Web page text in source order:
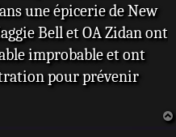
une épicerie de New
Bell et OA Zidan ont
improbable et ont
pour prévenir